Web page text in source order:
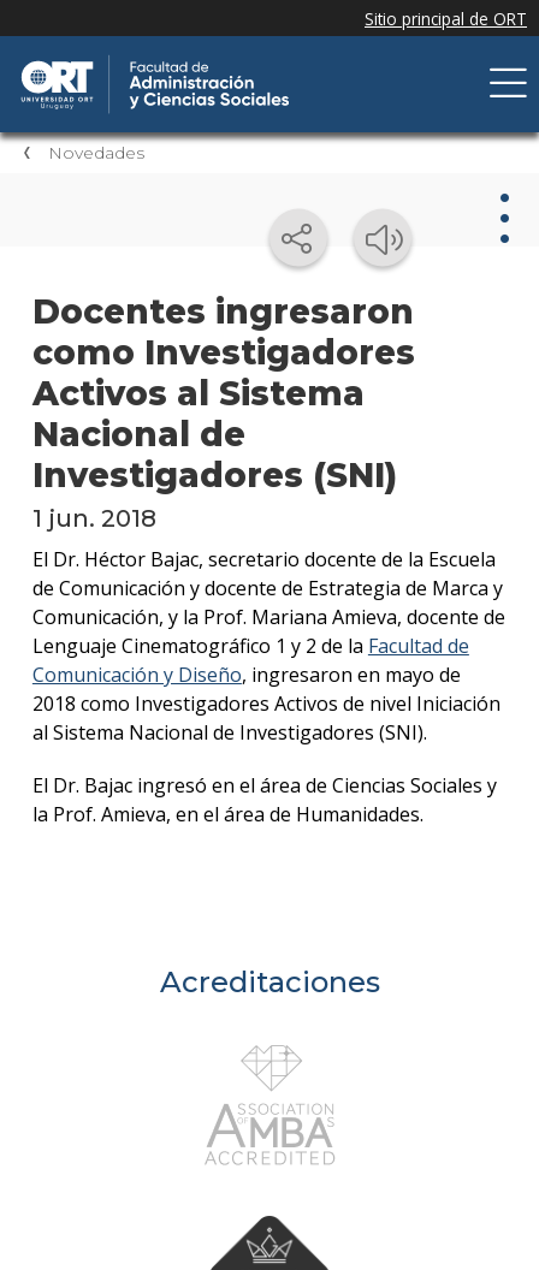
Novedades
Docentes ingresaron
como Investigadores
Activos al Sistema
Nacional de
Investigadores (SNI)
en
Blog
1 jun. 2018
El Dr. Héctor Bajac, secretario docente de la Escuela
de Comunicación y docente de Estrategia de Marca y
Comunicación, y la Prof. Mariana Amieva, docente de
Lenguaje Cinematográfico 1 y 2 de la Facultad de
Comunicación y Diseño, ingresaron en mayo de
2018 como Investigadores Activos de nivel Iniciación
al Sistema Nacional de Investigadores (SNI).
El Dr. Bajac ingresó en el área de Ciencias Sociales y
la Prof. Amieva, en el área de Humanidades.
Acreditaciones